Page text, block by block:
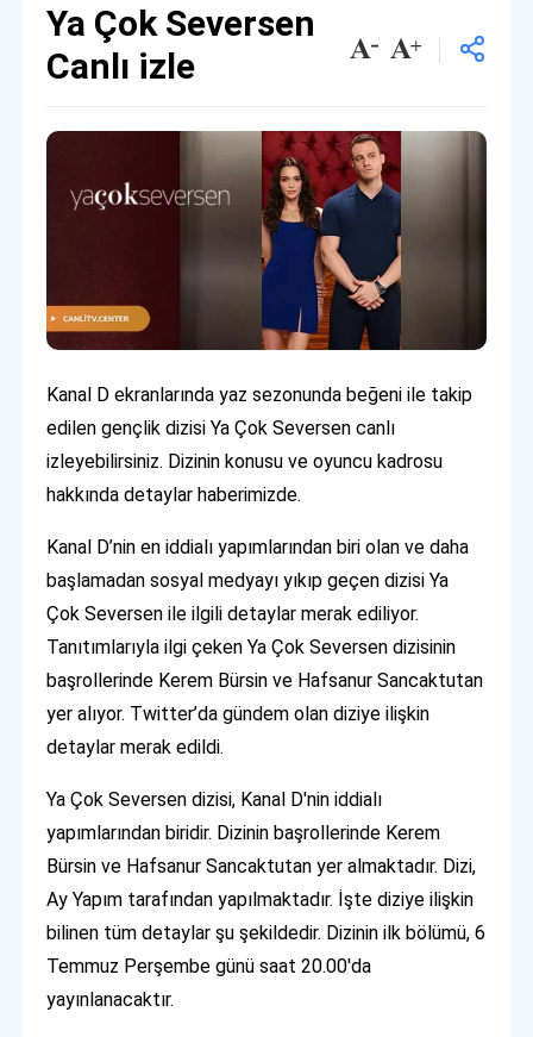
Ya Çok Seversen
Canlı izle
Kanal D ekranlarında yaz sezonunda beğeni ile takip
edilen gençlik dizisi Ya Çok Seversen canlı
izleyebilirsiniz. Dizinin konusu ve oyuncu kadrosu
hakkında detaylar haberimizde.
Kanal D’nin en iddialı yapımlarından biri olan ve daha
başlamadan sosyal medyayı yıkıp geçen dizisi Ya
Çok Seversen ile ilgili detaylar merak ediliyor.
Tanıtımlarıyla ilgi çeken Ya Çok Seversen dizisinin
başrollerinde Kerem Bürsin ve Hafsanur Sancaktutan
yer alıyor. Twitter’da gündem olan diziye ilişkin
detaylar merak edildi.
Ya Çok Seversen dizisi, Kanal D'nin iddialı
yapımlarından biridir. Dizinin başrollerinde Kerem
Bürsin ve Hafsanur Sancaktutan yer almaktadır. Dizi,
Ay Yapım tarafından yapılmaktadır. İşte diziye ilişkin
bilinen tüm detaylar şu şekildedir. Dizinin ilk bölümü, 6
Temmuz Perşembe günü saat 20.00'da
yayınlanacaktır.